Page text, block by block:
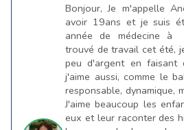
Bonjour, Je m'appelle
avoir 19ans et je suis
année de médecine à
trouvé de travail cet été,
peu d'argent en faisant
j'aime aussi, comme le
responsable, dynamique,
J'aime beaucoup les
eux et leur raconter des